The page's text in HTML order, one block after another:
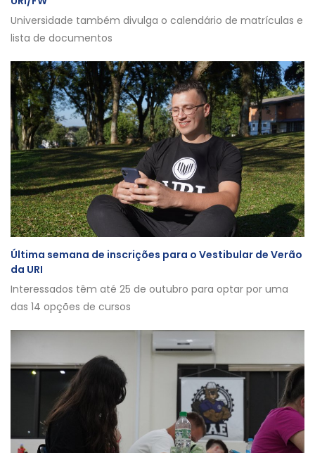
Universidade também divulga o calendário de matrículas e
lista de documentos
Última semana de inscrições para o Vestibular de Verão
da URI
Interessados têm até 25 de outubro para optar por uma
das 14 opções de cursos